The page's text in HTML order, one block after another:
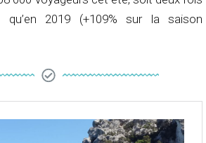
qu’en 2019 (+109% sur la saison